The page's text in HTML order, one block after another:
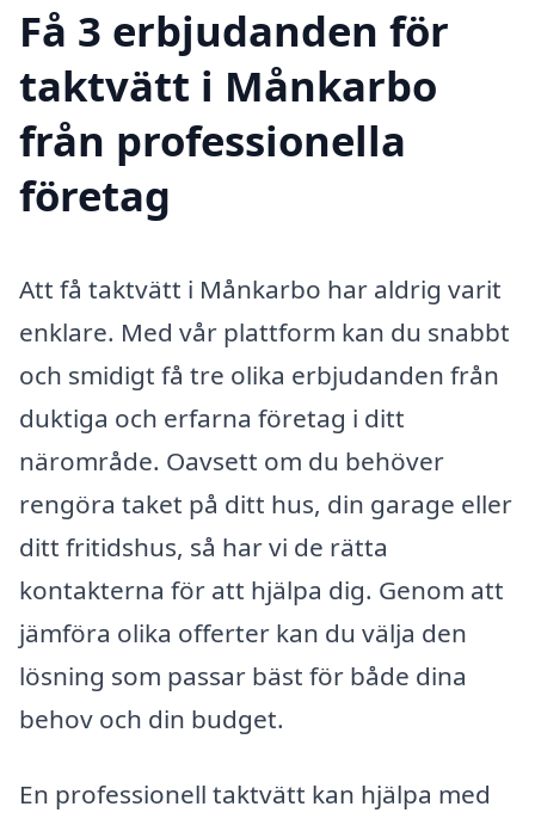
Få 3 erbjudanden för
taktvätt i Månkarbo
från professionella
företag
Att få taktvätt i Månkarbo har aldrig varit
enklare. Med vår plattform kan du snabbt
och smidigt få tre olika erbjudanden från
duktiga och erfarna företag i ditt
närområde. Oavsett om du behöver
rengöra taket på ditt hus, din garage eller
ditt fritidshus, så har vi de rätta
kontakterna för att hjälpa dig. Genom att
jämföra olika offerter kan du välja den
lösning som passar bäst för både dina
behov och din budget.
En professionell taktvätt kan hjälpa med